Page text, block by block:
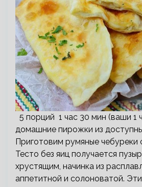
5 порций 1 час 30 мин (ваши 1
домашние пирожки из
Приготовим румяные чебуреки
Тесто без яиц получается
хрустящим, начинка из
аппетитной и солоноватой.